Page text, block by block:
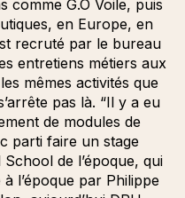
comme G.O Voile, puis
en Europe, en
recruté par le bureau
entretiens métiers aux
mêmes activités que
pas là. “Il y a eu
de modules de
parti faire un stage
de l’époque, qui
l’époque par Philippe